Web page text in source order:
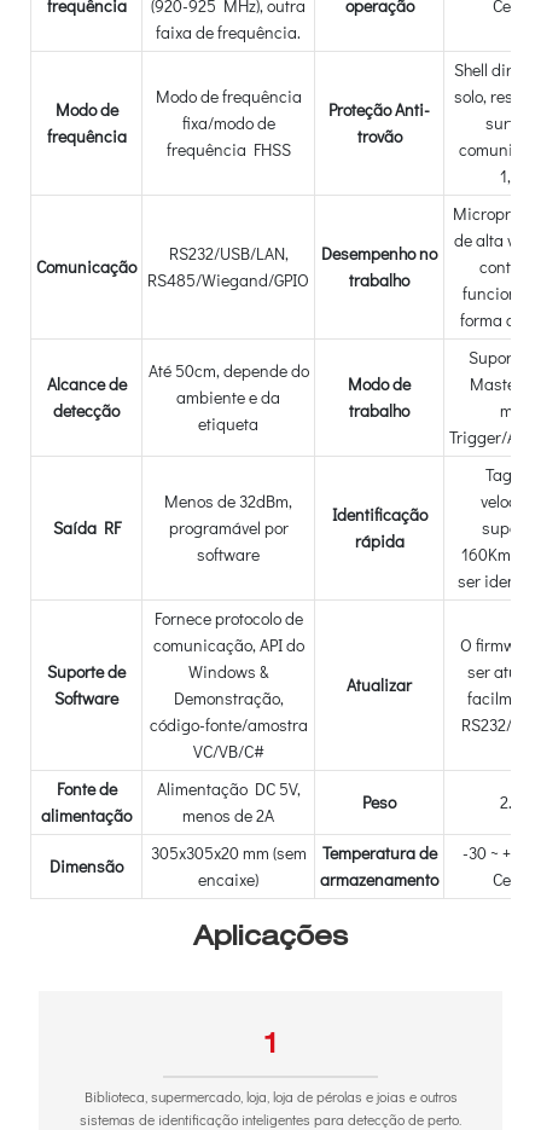
frequência
(920-925 MHz), outra
faixa de frequência.
operação
Modo de
frequência
Modo de frequência
fixa/modo de
frequência FHSS
Proteção Anti-
trovão
Shell direto
solo,
surtos
1,5KV
Comunicação
RS232/USB/LAN,
RS485/Wiegand/GPIO
Desempenho no
trabalho
de alta
forma
Alcance de
detecção
Até 50cm, depende do
ambiente e da
etiqueta
Modo de
trabalho
Suporta
Master-
modo
Trigger/
Saída RF
Menos de 32dBm,
programável por
software
Identificação
rápida
Tags
160Km/h
ser
Suporte de
Software
Fornece protocolo de
comunicação, API do
Windows &
Demonstração,
código-fonte/amostra
VC/VB/C#
Atualizar
O
ser
RS232/
Fonte de
alimentação
Alimentação DC 5V,
menos de 2A
Peso 2.0kg
Dimensão
305x305x20 mm (sem
encaixe)
Temperatura de
armazenamento
-30 ~ +85
Aplicações
1
Biblioteca, supermercado, loja, loja de pérolas e joias e outros
sistemas de identificação inteligentes para detecção de perto.